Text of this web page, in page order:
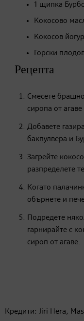
1 щипка
Кокосово
Кокосов
Горски
Рецепта
Смесете
сиропа от
Добавете
бакпулвера и
Загрейте
разпределете
Когато
обърнете и
Подредете
гарнирайте с
сироп от агаве.
Кредити: Jiri Hera,